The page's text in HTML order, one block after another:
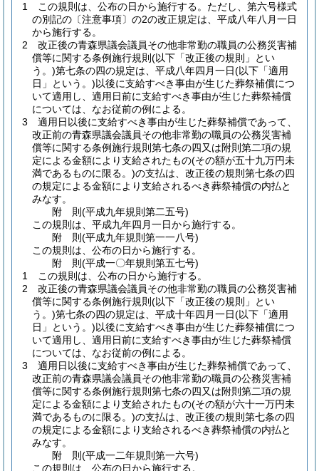
1
この規則は、公布の日から施行する。 ただし、第六号様式
の別記の〔注意事項〕の2の改正規定は、平成八年八月一日
から施行する。
2
改正後の青森県議会議員その他非常勤の職員の公務災害補
償等に関する条例施行規則 (以下「改正後の規則」とい
う。)第七条の四の規定は、平成八年四月一日(以下「適用
日」という。)以後に支給すべき事由が生じた葬祭補償につ
いて適用し、適用日前に支給すべき事由が生じた葬祭補償
については、なお従前の例による。
3
適用日以後に支給すべき事由が生じた葬祭補償であって、
改正前の青森県議会議員その他非常勤の職員の公務災害補
償等に関する条例施行規則第七条の四又は附則第二項の規
定による金額により支給されたもの(その額が五十九万円未
満であるものに限る。)の支払は、改正後の規則第七条の四
の規定による金額により支給されるべき葬祭補償の内払と
みなす。
附 則(平成九年規則第二五号)
この規則は、平成九年四月一日から施行する。
附 則(平成九年規則第一一八号)
この規則は、公布の日から施行する。
附 則(平成一〇年規則第五七号)
1
この規則は、公布の日から施行する。
2
改正後の青森県議会議員その他非常勤の職員の公務災害補
償等に関する条例施行規則 (以下「改正後の規則」とい
う。)第七条の四の規定は、平成十年四月一日(以下「適用
日」という。)以後に支給すべき事由が生じた葬祭補償につ
いて適用し、適用日前に支給すべき事由が生じた葬祭補償
については、なお従前の例による。
3
適用日以後に支給すべき事由が生じた葬祭補償であって、
改正前の青森県議会議員その他非常勤の職員の公務災害補
償等に関する条例施行規則第七条の四又は附則第二項の規
定による金額により支給されたもの(その額が六十一万円未
満であるものに限る。)の支払は、改正後の規則第七条の四
の規定による金額により支給されるべき葬祭補償の内払と
みなす。
附 則(平成一二年規則第一六号)
この規則は、公布の日から施行する。